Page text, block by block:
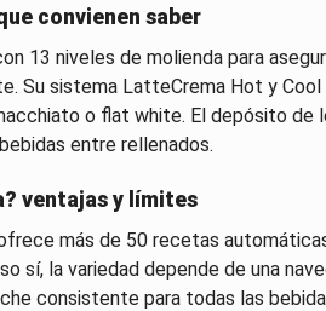
convienen saber
13 niveles de molienda para
Su sistema LatteCrema Hot y
o flat white. El depósito de
entre rellenados.
ventajas y límites
más de 50 recetas
sí, la variedad depende de una
consistente para todas las